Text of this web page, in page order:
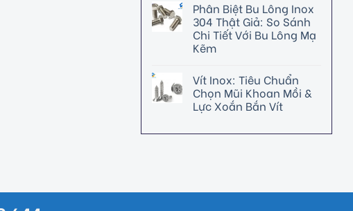
Phân Biệt Bu Lông Inox
304 Thật Giả: So Sánh
Chi Tiết Với Bu Lông Mạ
Kẽm
Vít Inox: Tiêu Chuẩn
Chọn Mũi Khoan Mồi &
Lực Xoắn Bắn Vít